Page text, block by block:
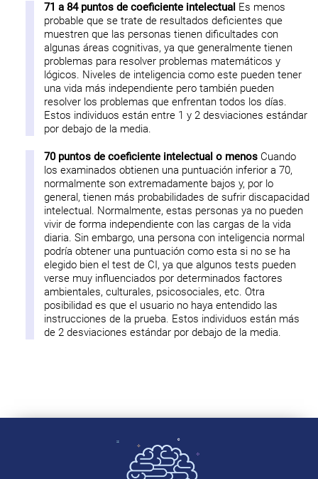
71 a 84 puntos de coeficiente intelectual Es menos
probable que se trate de resultados deficientes que
muestren que las personas tienen dificultades con
algunas áreas cognitivas, ya que generalmente tienen
problemas para resolver problemas matemáticos y
lógicos. Niveles de inteligencia como este pueden tener
una vida más independiente pero también pueden
resolver los problemas que enfrentan todos los días.
Estos individuos están entre 1 y 2 desviaciones estándar
por debajo de la media.
70 puntos de coeficiente intelectual o menosCuando
los examinados obtienen una puntuación inferior a 70,
normalmente son extremadamente bajos y, por lo
general, tienen más probabilidades de sufrir discapacidad
intelectual. Normalmente, estas personas ya no pueden
vivir de forma independiente con las cargas de la vida
diaria. Sin embargo, una persona con inteligencia normal
podría obtener una puntuación como esta si no se ha
elegido bien el test de CI, ya que algunos tests pueden
verse muy influenciados por determinados factores
ambientales, culturales, psicosociales, etc. Otra
posibilidad es que el usuario no haya entendido las
instrucciones de la prueba. Estos individuos están más
de 2 desviaciones estándar por debajo de la media.